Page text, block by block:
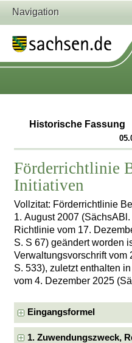
Navigation
Historische Fassung
Förderrichtlinie
Initiativen
Vollzitat: Förderrichtlinie
1. August 2007
Richtlinie vom 17.
S. S 67) geändert worden
Verwaltungsvorschrift vom
S. 533), zuletzt enthalten
vom 4. Dezember 2025
Eingangsformel
1. Zuwendungszweck,